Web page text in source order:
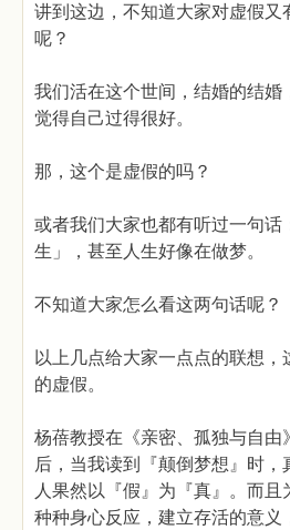
讲到这边，不知道大家对虚假又
呢？
我们活在这个世间，结婚的结婚
觉得自己过得很好。
那，这个是虚假的吗？
或者我们大家也都有听过一句话
生」，甚至人生好像在做梦。
不知道大家怎么看这两句话呢？
以上几点给大家一点点的联想，
的虚假。
杨蓓教授在《亲密、孤独与自由
后，当我读到『颠倒梦想』时，
人果然以『假』为『真』。而
种种身心反应，建立存活的意义